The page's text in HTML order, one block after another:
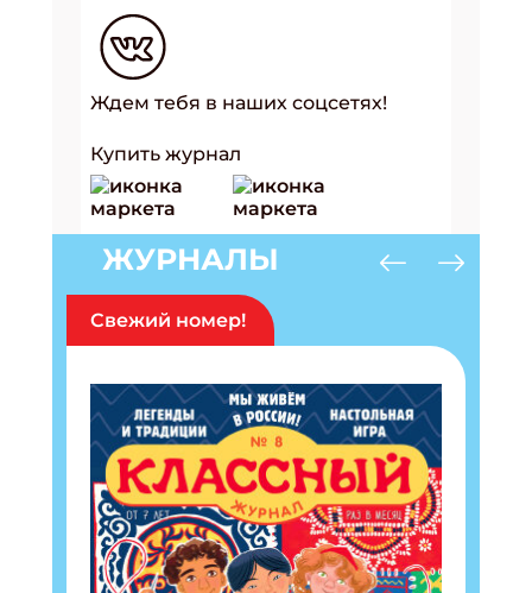
Ждем тебя в наших соцсетях!
Купить журнал
ЖУРНАЛЫ
Свежий номер!